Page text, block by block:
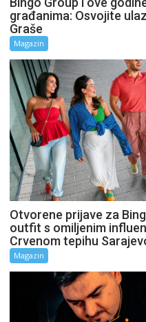
građanima: Osvojite
Graše
Magazin
Otvorene prijave za
outfit s omiljenim
Crvenom tepihu
Magazin